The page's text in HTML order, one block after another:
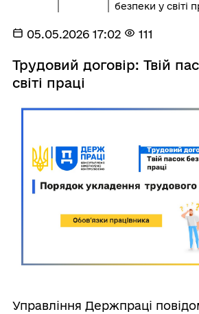
безпеки у світі
05.05.2026 17:02 111
Трудовий договір: Твій
світі праці
Управління Держпраці